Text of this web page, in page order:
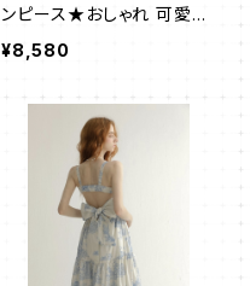
ンピース★おしゃれ 可愛い
キュート
¥8,580